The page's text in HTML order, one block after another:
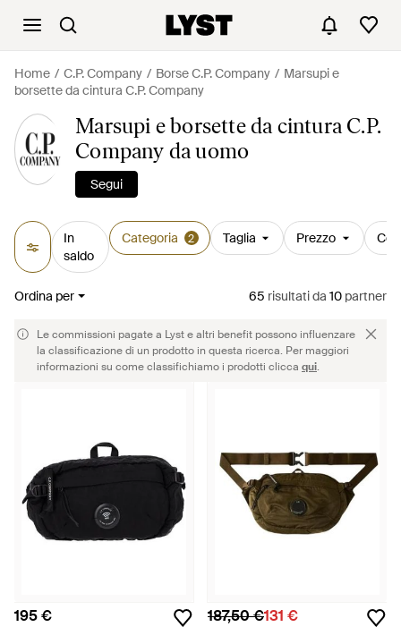
Home C.P. Company Borse C.P. Company
Marsupi e
borsette da cintura C.P. Company
Marsupi e borsette da cintura C.P.
Company da uomo
Segui
In
saldo
Categoria 2 Taglia Prezzo
Ordina per 65 risultatida 10 partner
Le commissioni pagate a Lyst e altri benefit possono influenzare
la classificazione di un prodotto in questa ricerca. Per maggiori
informazioni su come classifichiamo i prodotti clicca qui.
195 € 187,50 €131 €